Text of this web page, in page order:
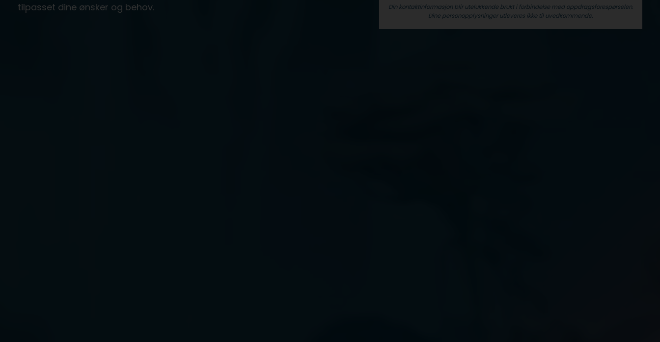
tilpasset dine ønsker og behov.
Din kontaktinformasjon blir utelukkende brukt i forbindelse med oppdrags­forespørselen.
Dine person­­opplysninger utleveres ikke til uvedkommende.